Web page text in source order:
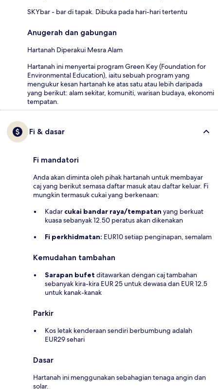
SKYbar - bar di tapak. Dibuka pada hari-hari tertentu
Anugerah dan gabungan
Hartanah Diperakui Mesra Alam
Hartanah ini menyertai program Green Key (Foundation for
Environmental Education), iaitu sebuah program yang
mengukur kesan hartanah ke atas satu atau lebih daripada
yang berikut: alam sekitar, komuniti, warisan budaya, ekonomi
tempatan.
Fi & dasar
Fi mandatori
Anda akan diminta oleh pihak hartanah untuk membayar
caj yang berikut semasa daftar masuk atau daftar keluar. Fi
mungkin termasuk cukai yang berkenaan:
Kadar cukai bandar raya/tempatan yang berkuat
kuasa sebanyak 12.50 peratus akan dikenakan
Fi perkhidmatan: EUR10 setiap penginapan, semalam
Kemudahan tambahan
Sarapan bufet ditawarkan dengan caj tambahan
sebanyak kira-kira EUR 25 untuk dewasa dan EUR 12.5
untuk kanak-kanak
Parkir
Kos letak kenderaan sendiri berbumbung adalah
EUR29 sehari
Dasar
Hartanah ini menggunakan sebahagian tenaga angin dan
solar.